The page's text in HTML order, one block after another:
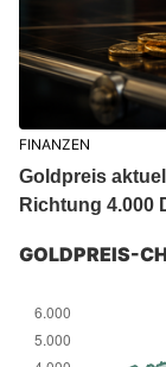
FINANZEN
Goldpreis
Richtung 4.000
GOLDPREIS-